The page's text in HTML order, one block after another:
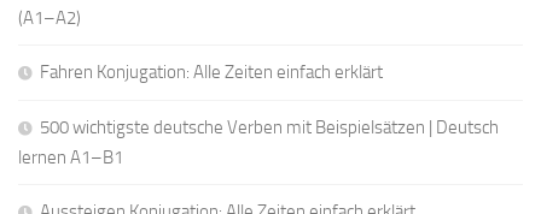
(A1–A2)
Fahren Konjugation: Alle Zeiten einfach erklärt
500 wichtigste deutsche Verben mit Beispielsätzen | Deutsch
lernen A1–B1